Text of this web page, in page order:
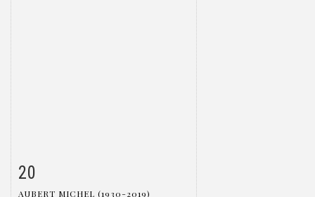
20
AUBERT MICHEL (1930-2019)